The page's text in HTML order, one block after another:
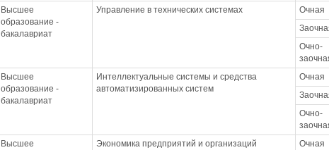
Высшее
образование -
бакалавриат
Управление в технических системах Очная
Очно-
Высшее
образование -
бакалавриат
Интеллектуальные системы и средства
автоматизированных систем
Очная
Очно-
Высшее
Экономика предприятий и организаций Очная